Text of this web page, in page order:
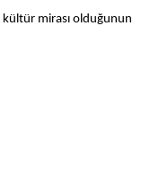
mirası olduğunun